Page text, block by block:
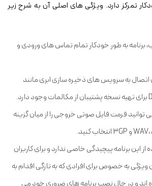
تمرکز دارد. ویژگی های اصلی آن به شرح زیر
به طور خودکار تمام تماس های ورودی و
به سرویس های ذخیره سازی ابری مانند
فرمت فایل صوتی خروجی را از میان گزینه
از این برنامه پیچیدگی خاصی ندارد و برای کاربران
به خصوص برای افرادی که به تازگی اقدام به
اند و در حال نصب برنامه های ضروری خود می